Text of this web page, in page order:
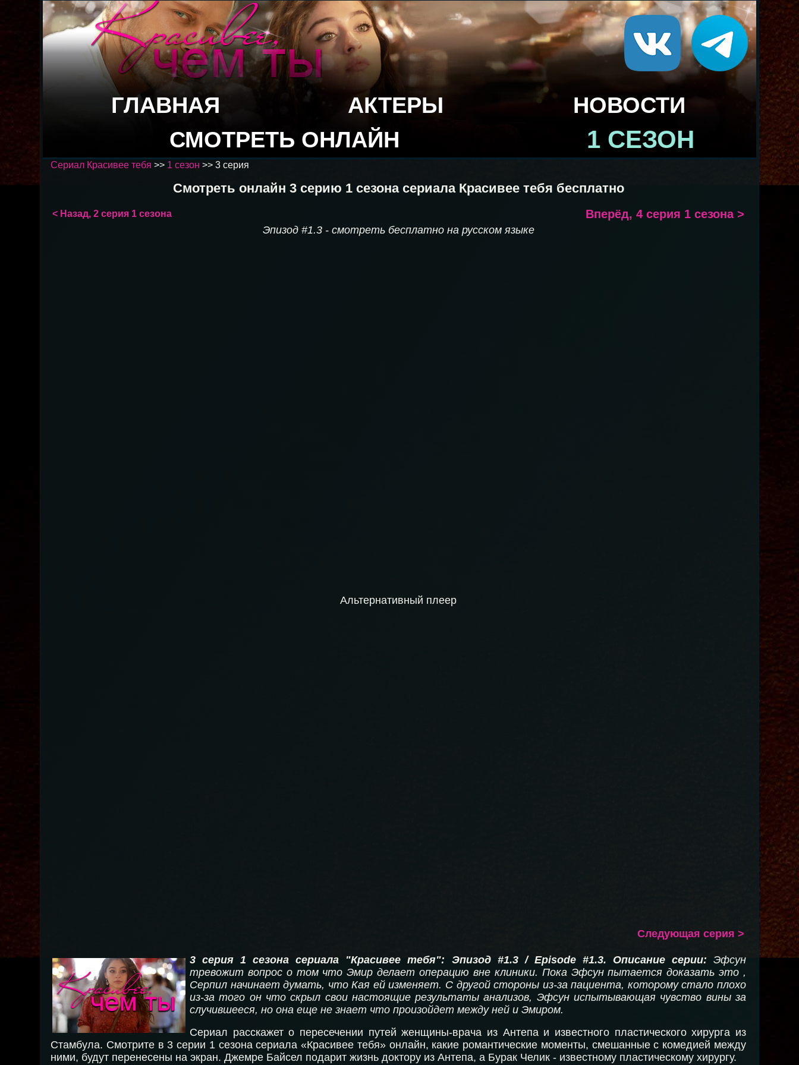
ГЛАВНАЯ АКТЕРЫ
НОВОСТИ
СМОТРЕТЬ ОНЛАЙН
1 СЕЗОН
Сериал Красивее тебя >> 1 сезон >> 3 серия
Смотреть онлайн 3 серию 1 сезона сериала Красивее тебя бесплатно
< Назад, 2 серия 1 сезона Вперёд, 4 серия 1 сезона >
Эпизод #1.3 - смотреть бесплатно на русском языке
Альтернативный плеер
Следующая серия >
3 серия 1 сезона сериала "Красивее тебя": Эпизод #1.3 / Episode #1.3. Описание серии:Эфсун
тревожит вопрос о том что Эмир делает операцию вне клиники. Пока Эфсун пытается доказать это ,
Серпил начинает думать, что Кая ей изменяет. С другой стороны из-за пациента, которому стало плохо
из-за того он что скрыл свои настоящие результаты анализов, Эфсун испытывающая чувство вины за
случившееся, но она еще не знает что произойдет между ней и Эмиром.
Сериал расскажет о пересечении путей женщины-врача из Антепа и известного пластического хирурга из
Стамбула. Смотрите в 3 серии 1 сезона сериала «Красивее тебя» онлайн, какие романтические моменты, смешанные с комедией между
ними, будут перенесены на экран. Джемре Байсел подарит жизнь доктору из Антепа, а Бурак Челик - известному пластическому хирургу.